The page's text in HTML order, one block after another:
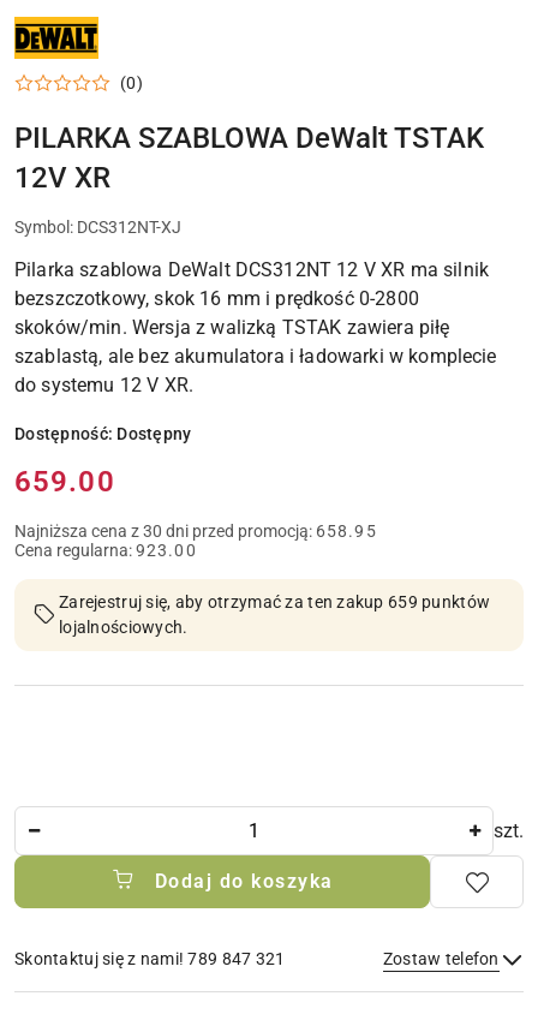
NARZĘDZIA
ELEKTRONARZĘDZIA
DEWALT
DO
DOMU
MONTAŻOWYCH
(0)
PILARKA SZABLOWA DeWalt TSTAK
12V XR
Symbol: DCS312NT-XJ
Pilarka szablowa DeWalt DCS312NT 12 V XR ma silnik
bezszczotkowy, skok 16 mm i prędkość 0-2800
skoków/min. Wersja z walizką TSTAK zawiera piłę
szablastą, ale bez akumulatora i ładowarki w komplecie
do systemu 12 V XR.
Dostępność: Dostępny
Cena:
659.00
Najniższa cena z 30 dni przed promocją: 658.95
Cena regularna:923.00
Zarejestruj się, aby otrzymać za ten zakup 659 punktów
lojalnościowych.
szt.
Dodaj do koszyka
Skontaktuj się z nami! 789 847 321 Zostaw telefon